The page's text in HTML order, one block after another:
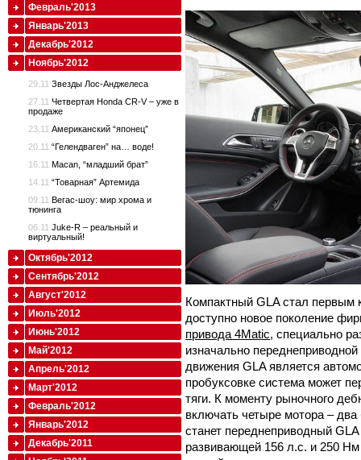
Компактный GLA стал первым
доступно новое поколение
привода 4Matic, специально
изначально
движения GLA является
пробуксовке система может
тяги. К моменту рыночного
включать четыре мотора –
станет переднеприводный GLA
развивающей 156 л.с. и 250
Февраль'2013
Январь'2013
Декабрь'2012
Ноябрь'2012
29.11 Звезды Лос-Анджелеса
27.11 Четвертая Honda CR-V – уже в
продаже
23.11 Американский “японец”
20.11 “Гелендваген” на… воде!
16.11 Macan, “младший брат”
14.11 “Товарная” Артемида
09.11 Вегас-шоу: мир хрома и
тюнинга
06.11 Juke-R – реальный и
виртуальный!
Октябрь'2012
Сентябрь'2012
Август'2012
Июль'2012
Июнь'2012
Май'2012
Апрель'2012
Март'2012
Февраль'2012
Январь'2012
Декабрь'2011